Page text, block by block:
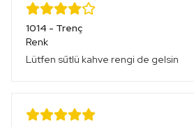
1014 - Trenç
Renk
Lütfen sűtlü kahve rengi de gelsin